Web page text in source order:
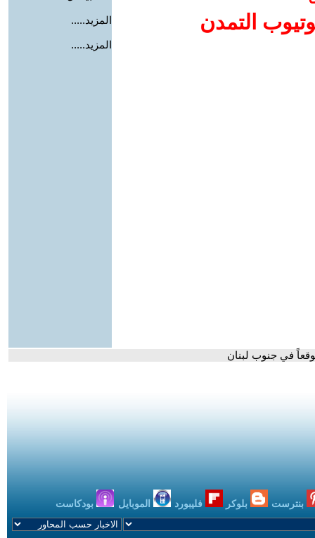
التمدن
المزيد.....
المزيد.....
بنترست بلوكر فليبورد الموبايل بودكاست